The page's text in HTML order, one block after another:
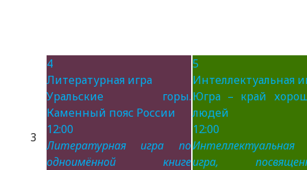
3
4
Литературная игра
Уральские горы.
Каменный пояс России
12:00
Литературная игра по
одноимённой книге
5
Интеллектуальная
Югра – край
людей
12:00
Интеллектуальная
игра,